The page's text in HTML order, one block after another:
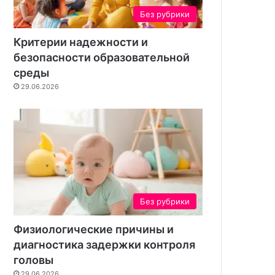
Без рубрики
Критерии надежности и
безопасности образовательной
среды
29.06.2026
Без рубрики
Физиологические причины и
диагностика задержки контроля
головы